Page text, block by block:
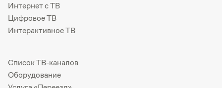
Интернет с ТВ
Цифровое ТВ
Интерактивное ТВ
Список ТВ-каналов
Оборудование